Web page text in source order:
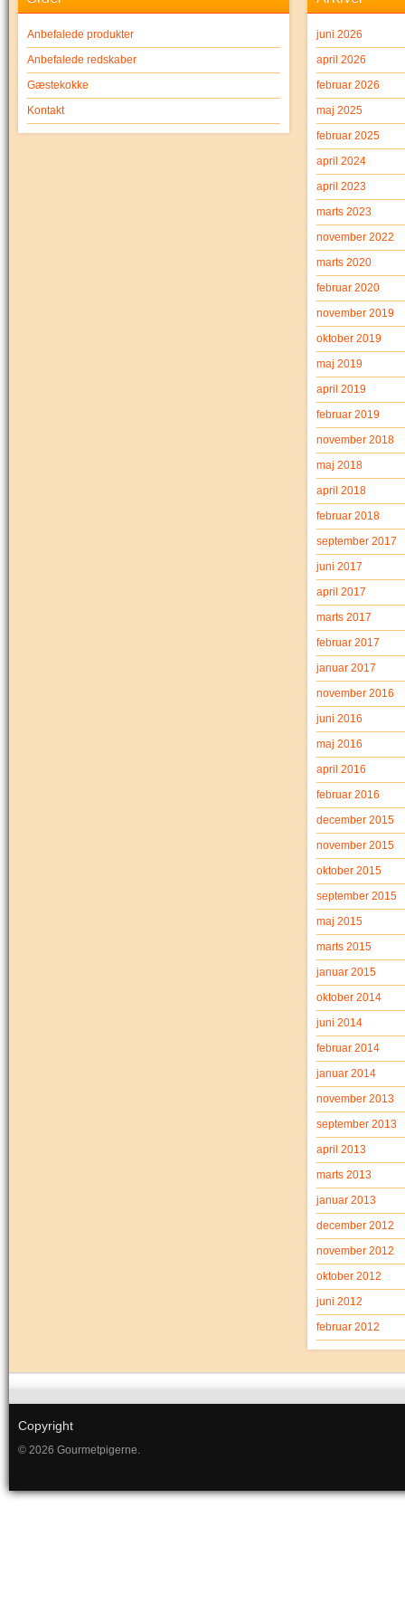
Anbefalede produkter
Anbefalede redskaber
Gæstekokke
Kontakt
juni 2026
april 2026
februar 2026
maj 2025
februar 2025
april 2024
april 2023
marts 2023
november 2022
marts 2020
februar 2020
november 2019
oktober 2019
maj 2019
april 2019
februar 2019
november 2018
maj 2018
april 2018
februar 2018
september 2017
juni 2017
april 2017
marts 2017
februar 2017
januar 2017
november 2016
juni 2016
maj 2016
april 2016
februar 2016
december 2015
november 2015
oktober 2015
september 2015
maj 2015
marts 2015
januar 2015
oktober 2014
juni 2014
februar 2014
januar 2014
november 2013
september 2013
april 2013
marts 2013
januar 2013
december 2012
november 2012
oktober 2012
juni 2012
februar 2012
Copyright
© 2026 Gourmetpigerne.